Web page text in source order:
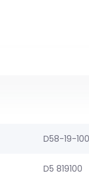
D58-19-100
D5 819100